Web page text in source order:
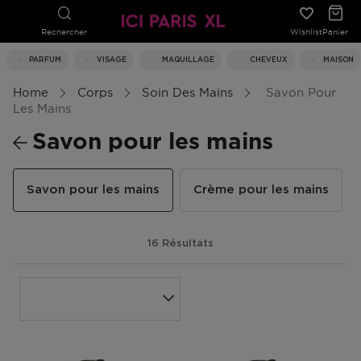
Rechercher WishlistPanier
PARFUM VISAGE MAQUILLAGE CHEVEUX MAISON
Home Corps Soin Des Mains
Savon Pour
Les Mains
Savon pour les mains
Savon pour les mains Crème pour les mains
16 Résultats